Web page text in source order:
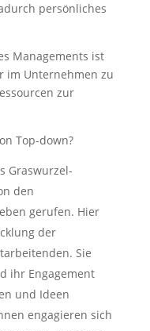
persönliches
Managements ist
im Unternehmen zu
zur
Top-down?
Graswurzel-
den
gerufen. Hier
der
Sie
ihr Engagement
und Ideen
engagieren sich